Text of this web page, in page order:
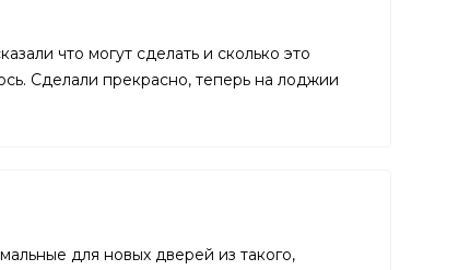
что могут сделать и сколько это
Сделали прекрасно, теперь на лоджии
для новых дверей из такого,